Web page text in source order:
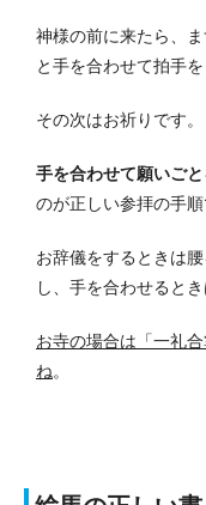
神様の前に来たら、
と手を合わせて拍手を
その次はお祈りです。
手を合わせて願いご
のが正しい参拝の手順
お辞儀をするときは
し、手を合わせると
お寺の場合は「一礼
ね。